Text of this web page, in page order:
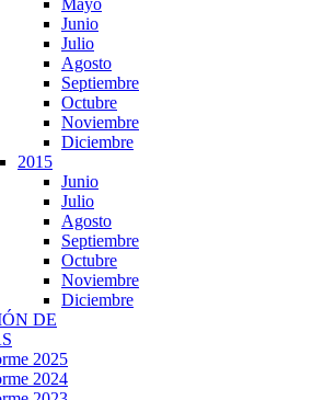
Mayo
Junio
Julio
Agosto
Septiembre
Octubre
Noviembre
Diciembre
2015
Junio
Julio
Agosto
Septiembre
Octubre
Noviembre
Diciembre
DE
2025
2024